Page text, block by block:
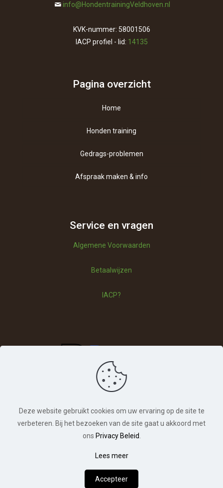
info@HondentrainingVeldhoven.nl
KVK-nummer: 58001506
IACP profiel - lid: 14135
Pagina overzicht
Home
Honden training
Gedrags-problemen
Afspraak maken & info
Over ons
Vragen
Betaalwijzen
Service en vragen
Algemene Voorwaarden
Betaalwijzen
IACP?
© Hondentraining Veldhoven. Alle rechten
Deze website gebruikt cookies om uw ervaring op de site te
verbeteren. Bij het bezoeken van de site gaat u akkoord met
ons Privacy Beleid
Lees meer
Accepteer
Hoe kan ik je helpen?